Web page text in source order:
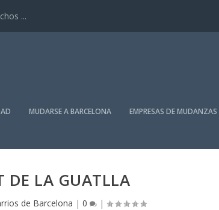
...
MUDARSE A BARCELONA EMPRESAS DE MUDANZAS
DE LA GUATLLA
de Barcelona |0 |